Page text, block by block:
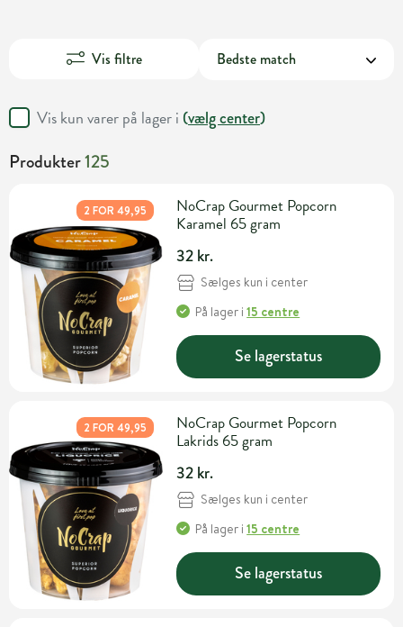
Vis filtre
Vis kun varer på lager i (vælg center)
Produkter125
2 FOR 49,95
NoCrap Gourmet Popcorn
Karamel 65 gram
32 kr.
Sælges kun i center
På lager i15 centre
Se lagerstatus
2 FOR 49,95
NoCrap Gourmet Popcorn
Lakrids 65 gram
32 kr.
Sælges kun i center
På lager i15 centre
Se lagerstatus